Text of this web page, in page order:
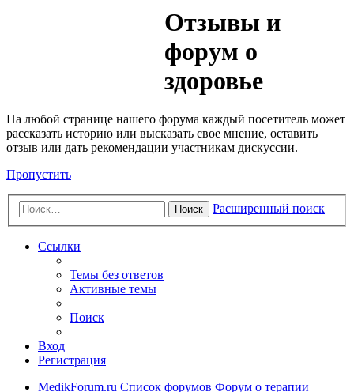
Отзывы и
форум о
здоровье
На любой странице нашего форума каждый посетитель может
рассказать историю или высказать свое мнение, оставить
отзыв или дать рекомендации участникам дискуссии.
Пропустить
Поиск Расширенный поиск
Ссылки
Темы без ответов
Активные темы
Поиск
Вход
Регистрация
MedikForum.ru Список форумов Форум о терапии